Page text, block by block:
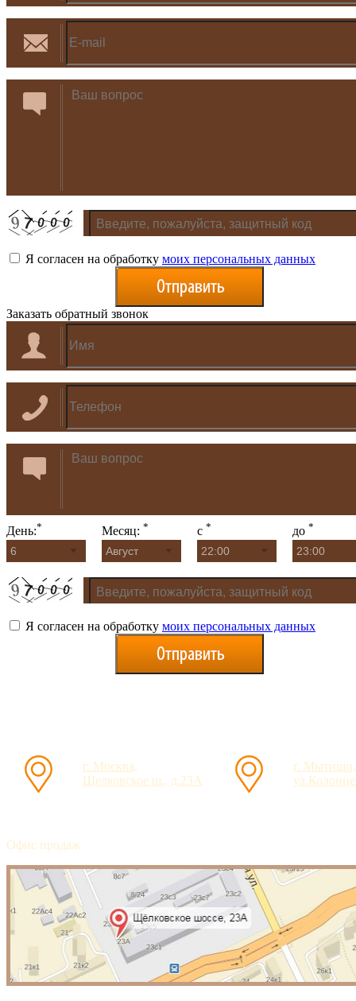
Я согласен на обработку моих персональных данных
Заказать обратный звонок
День:* Месяц: * с * до *
Я согласен на обработку моих персональных данных
г. Москва,
Щелковское ш., д.23А
г. Мытищи,
Офис продаж